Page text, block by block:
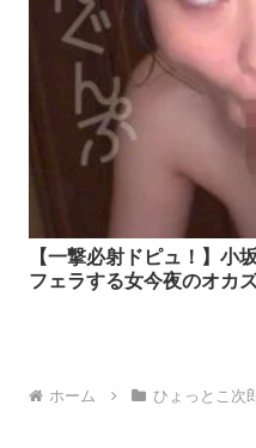
【一撃必射ドピュ！】小
フェラする女今夜のオカ
ホーム ひょっとこ次